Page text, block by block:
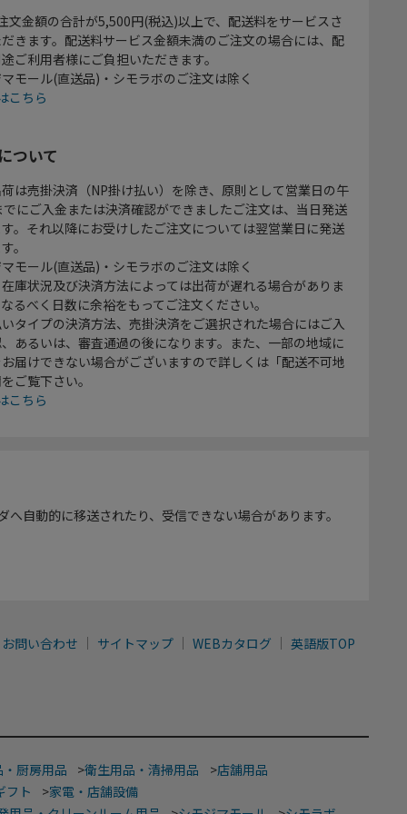
文金額の合計が5,500円(税込)以上で、配送料をサービスさ
きます。配送料サービス金額未満のご注文の場合には、配
ご利用者様にご負担いただきます。
モール(直送品)・シモラボのご注文は除く
こちら
ついて
は売掛決済（NP掛け払い）を除き、原則として営業日の午
にご入金または決済確認ができましたご注文は、当日発送
。それ以降にお受けしたご注文については翌営業日に発送
。
モール(直送品)・シモラボのご注文は除く
庫状況及び決済方法によっては出荷が遅れる場合がありま
るべく日数に余裕をもってご注文ください。
タイプの決済方法、売掛決済をご選択された場合にはご入
あるいは、審査通過の後になります。また、一部の地域に
届けできない場合がございますので詳しくは「配送不可地
ご覧下さい。
こちら
自動的に移送されたり、受信できない場合があります。
お問い合わせ サイトマップ WEBカタログ 英語版TOP
厨房用品 >衛生用品・清掃用品 >店舗用品
フト
>家電・店舗設備